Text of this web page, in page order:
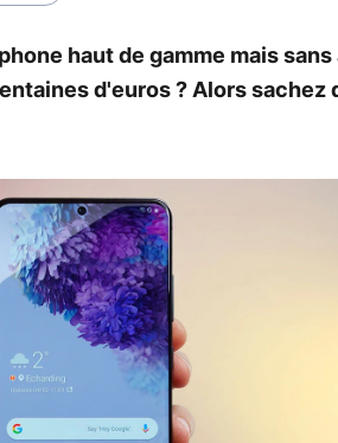
haut de gamme mais sans
d'euros ? Alors sachez